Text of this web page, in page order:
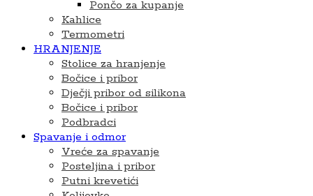
Pončo za kupanje
Kahlice
Termometri
HRANJENJE
Stolice za hranjenje
Bočice i pribor
Dječji pribor od silikona
Bočice i pribor
Podbradci
Spavanje i odmor
Vreće za spavanje
Posteljina i pribor
Putni krevetići